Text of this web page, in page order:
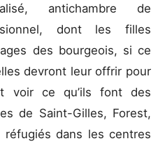
antichambre de
dont les filles
des bourgeois, si ce
devront leur offrir pour
voir ce qu’ils font des
de Saint-Gilles, Forest,
réfugiés dans les centres